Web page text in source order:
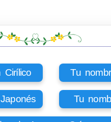
Cirílico Tu
Tu